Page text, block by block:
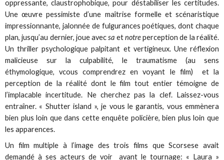
oppressante, claustrophobique, pour déstabiliser les certitudes.
Une œuvre pessimiste d’une maîtrise formelle et scénaristique
impressionnante, jalonnée de fulgurances poétiques, dont chaque
plan, jusqu’au dernier, joue avecsa etnotreperception de la réalité.
Un thriller psychologique palpitant et vertigineux. Une réflexion
malicieuse sur la culpabilité, le traumatisme (au sens
éthymologique, vcous comprendrez en voyant le film) et la
perception de la réalité dont le film tout entier témoigne de
l’implacable incertitude. Ne cherchez pas la clef. Laissez-vous
entraîner. « Shutter island », je vous le garantis, vous emmènera
bien plus loin que dans cette enquête policière, bien plus loin que
les apparences.
Un film multiple à l’image des trois films que Scorsese avait
demandé à ses acteurs de voir avant le tournage: « Laura »